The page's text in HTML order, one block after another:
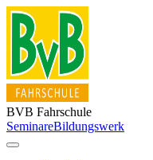
BVB Fahrschule
SeminareBildungswerk